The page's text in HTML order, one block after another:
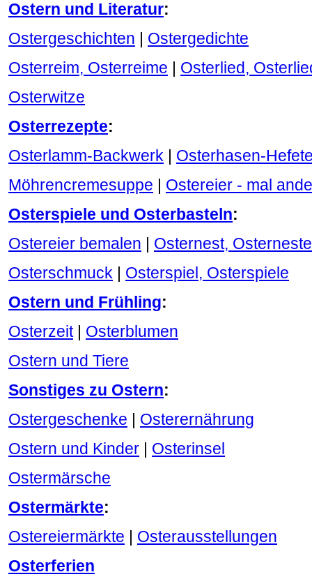
Ostern und Literatur:
Ostergeschichten
Ostergedichte
Osterreim, Osterreime
Osterlied,
Osterwitze
Osterrezepte:
Osterlamm-Backwerk
Osterhasen-
Möhrencremesuppe
Ostereier - mal
Osterspiele und Osterbasteln:
Ostereier bemalen
Osternest,
Osterschmuck
Osterspiel, Osterspiele
Ostern und Frühling:
Osterzeit| Osterblumen
Ostern und Tiere
Sonstiges zu Ostern:
Ostergeschenke
Osterernährung
Ostern und Kinder
Osterinsel
Ostermärsche
Ostermärkte:
Ostereiermärkte
Osterausstellungen
Osterferien